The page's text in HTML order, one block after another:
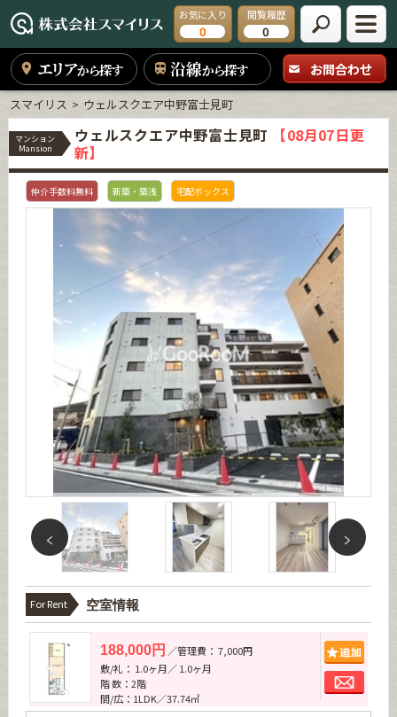
お気に入り
0
閲覧履歴
0
エリアから探す 沿線から探す お問合わせ
スマイリス ウェルスクエア中野富士見町
マンション
Mansion
ウェルスクエア中野富士見町
【08月07日更
新】
仲介手数料無料 新築・築浅 宅配ボックス
For Rent 空室情報
188,000円 ／管理費： 7,000円
敷/礼： 1.0ヶ月／ 1.0ヶ月
階 数：2階
間/広：1LDK／37.74㎡